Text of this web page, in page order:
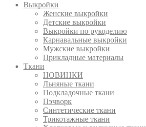
Выкройки
Женские выкройки
Детские выкройки
Выкройки по рукоделию
Карнавальные выкройки
Мужские выкройки
Прикладные материалы
Ткани
НОВИНКИ
Льняные ткани
Подкладочные ткани
Пэчворк
Синтетические ткани
Трикотажные ткани